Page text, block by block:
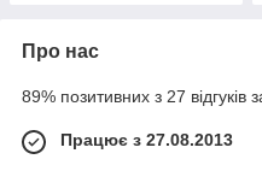
Про нас
89% позитивних з 27 відгуків
Працює з 27.08.2013